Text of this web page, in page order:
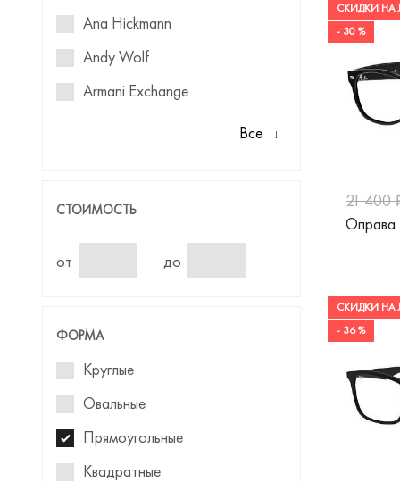
Ana Hickmann
Andy Wolf
Armani Exchange
Blackfin
Blancia
Blumarine
Baldinini
BMW
Все
СТОИМОСТЬ
от до
ФОРМА
Круглые
Овальные
Прямоугольные
Квадратные
СКИДКИ НА
- 30 %
21 400
Оправа
СКИДКИ НА
- 36 %